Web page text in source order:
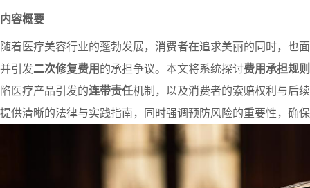
内容概要
随着医疗美容行业的蓬勃发展，消费者在追求美丽的同时，也
并引发二次修复费用的承担争议。本文将系统探讨费用承担规则
陷医疗产品引发的连带责任机制，以及消费者的索赔权利与后
提供清晰的法律与实践指南，同时强调预防风险的重要性，确